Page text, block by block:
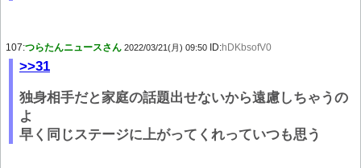
107:つらたんニュースさん 2022/03/21(月) 09:50 ID:hDKbsofV0
>>31
独身相手だと家庭の話題出せないから遠慮しちゃうの
よ
早く同じステージに上がってくれっていつも思う